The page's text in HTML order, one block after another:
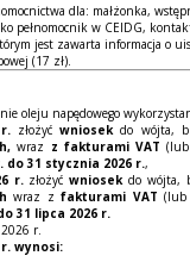
dla: małżonka,
pełnomocnik w CEIDG,
jest zawarta informacja o
(17 zł).
oleju napędowego
złożyćwniosek do wójta,
wraz z fakturami VAT
do 31 stycznia 2026 r.,
r. złożyćwniosek do wójta,
wraz zfakturami VAT (lub
31 lipca 2026 r.
r.
wynosi: